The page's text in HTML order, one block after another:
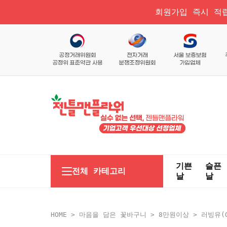
회원가입 즉시
전체 카테고리
기쁜
날
슬픈
날
HOME > 마음을 담은 꽃바구니 > 8만원이상 > 러빙유